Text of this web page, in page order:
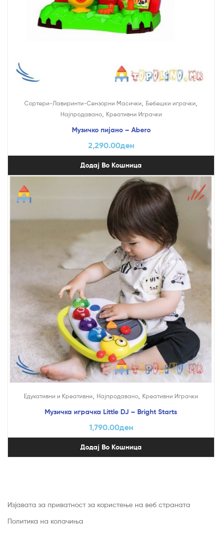
Сортери-Лавиринти-Сензорни Масички Бебешки играчки
Најпродавано, Креативни Играчки
Музичко пијано – Abero
2,290.00ден
Додај Во Кошница
Едукативни и Креативни Најпродавано Креативни Играчки
Музичка играчка Little DJ – Bright Starts
1,790.00ден
Додај Во Кошница
Изјавата за приватност за користење на веб страната
Политика на колачиња